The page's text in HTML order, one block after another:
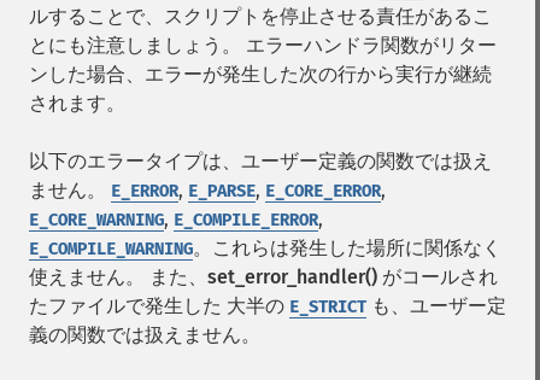
ルすることで、スクリプトを停止させる責任があるこ
とにも注意しましょう。 エラーハンドラ関数がリター
ンした場合、エラーが発生した次の行から実行が継続
されます。
以下のエラータイプは、ユーザー定義の関数では扱え
ません。
E_ERROR, E_PARSE, E_CORE_ERROR,
E_CORE_WARNING, E_COMPILE_ERROR,
E_COMPILE_WARNING。これらは発生した場所に関係なく
使えません。 また、 set_error_handler() がコールされ
たファイルで発生した 大半の E_STRICT も、ユーザー定
義の関数では扱えません。